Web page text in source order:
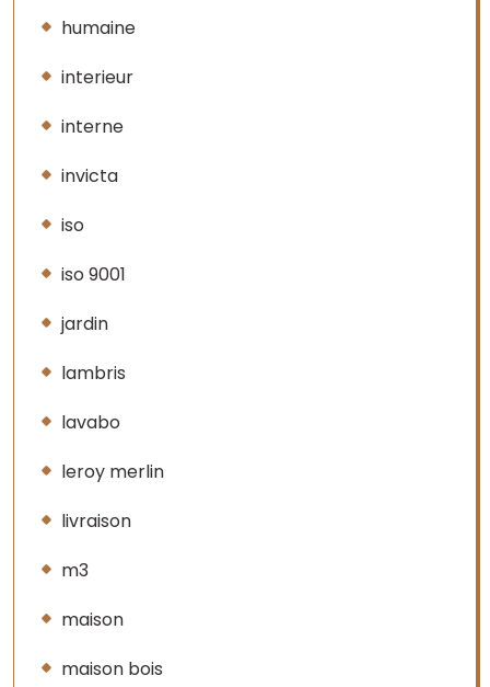
humaine
interieur
interne
invicta
iso
iso 9001
jardin
lambris
lavabo
leroy merlin
livraison
m3
maison
maison bois